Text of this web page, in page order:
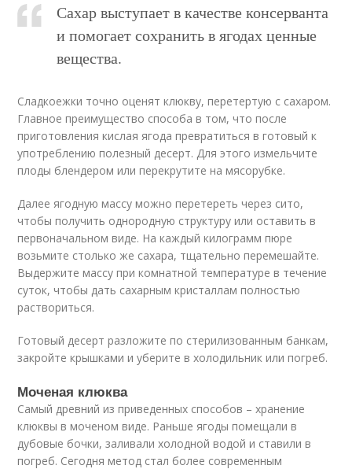
Сахар выступает в качестве консерванта
и помогает сохранить в ягодах ценные
вещества.
Сладкоежки точно оценят клюкву, перетертую с сахаром.
Главное преимущество способа в том, что после
приготовления кислая ягода превратиться в готовый к
употреблению полезный десерт. Для этого измельчите
плоды блендером или перекрутите на мясорубке.
Далее ягодную массу можно перетереть через сито,
чтобы получить однородную структуру или оставить в
первоначальном виде. На каждый килограмм пюре
возьмите столько же сахара, тщательно перемешайте.
Выдержите массу при комнатной температуре в течение
суток, чтобы дать сахарным кристаллам полностью
раствориться.
Готовый десерт разложите по стерилизованным банкам,
закройте крышками и уберите в холодильник или погреб.
Моченая клюква
Самый древний из приведенных способов – хранение
клюквы в моченом виде. Раньше ягоды помещали в
дубовые бочки, заливали холодной водой и ставили в
погреб. Сегодня метод стал более современным